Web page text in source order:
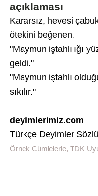
açıklaması
Kararsız, hevesi
ötekini beğenen.
"Maymun iştahlılığı
geldi."
"Maymun iştahlı
sıkılır."
deyimlerimiz.com
Türkçe Deyimler
Örnek Cümlelerle, TDK